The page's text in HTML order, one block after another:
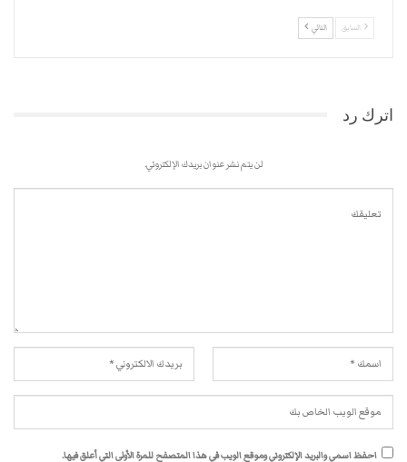
السابق التالي
اترك رد
لن يتم نشر عنوان بريدك الإلكتروني.
احفظ اسمي والبريد الإلكتروني وموقع الويب في هذا المتصفح للمرة الأولى التي أعلق فيها.